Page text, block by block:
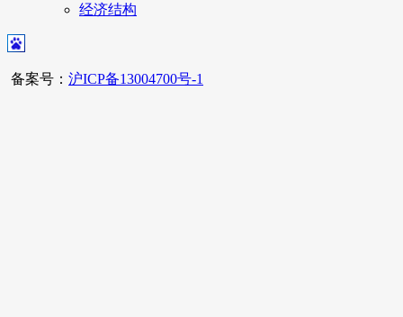
经济结构
备案号： 沪ICP备13004700号-1